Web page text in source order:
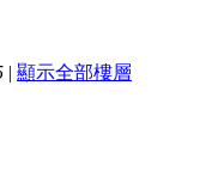
| 顯示全部樓層